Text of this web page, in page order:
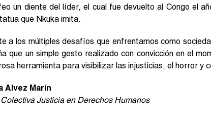
un diente del líder, el cual fue devuelto al Congo el
que Nkuka imita.
a los múltiples desafíos que enfrentamos como
que un simple gesto realizado con convicción en el
herramienta para visibilizar las injusticias, el horror y
Alvez Marín
Justicia en Derechos Humanos